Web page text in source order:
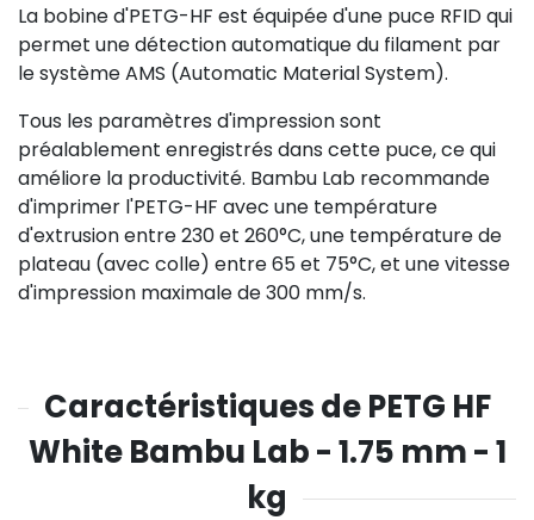
La bobine d'PETG-HF est équipée d'une puce RFID qui
permet une détection automatique du filament par
le système AMS (Automatic Material System).
Tous les paramètres d'impression sont
préalablement enregistrés dans cette puce, ce qui
améliore la productivité. Bambu Lab recommande
d'imprimer l'PETG-HF avec une température
d'extrusion entre 230 et 260°C, une température de
plateau (avec colle) entre 65 et 75°C, et une vitesse
d'impression maximale de 300 mm/s.
Caractéristiques de PETG HF
White Bambu Lab - 1.75 mm - 1
kg